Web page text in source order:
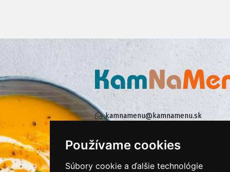
Používame cookies
Súbory cookie a ďalšie technológie
kamnamenu@kamnamenu.sk